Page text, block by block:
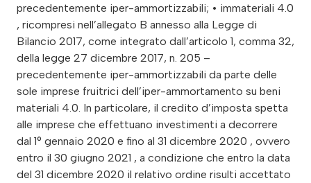
precedentemente iper-ammortizzabili; • immateriali 4.0
, ricompresi nell’allegato B annesso alla Legge di
Bilancio 2017, come integrato dall’articolo 1, comma 32,
della legge 27 dicembre 2017, n. 205 –
precedentemente iper-ammortizzabili da parte delle
sole imprese fruitrici dell’iper-ammortamento su beni
materiali 4.0. In particolare, il credito d’imposta spetta
alle imprese che effettuano investimenti a decorrere
dal 1° gennaio 2020 e fino al 31 dicembre 2020 , ovvero
entro il 30 giugno 2021 , a condizione che entro la data
del 31 dicembre 2020 il relativo ordine risulti accettato